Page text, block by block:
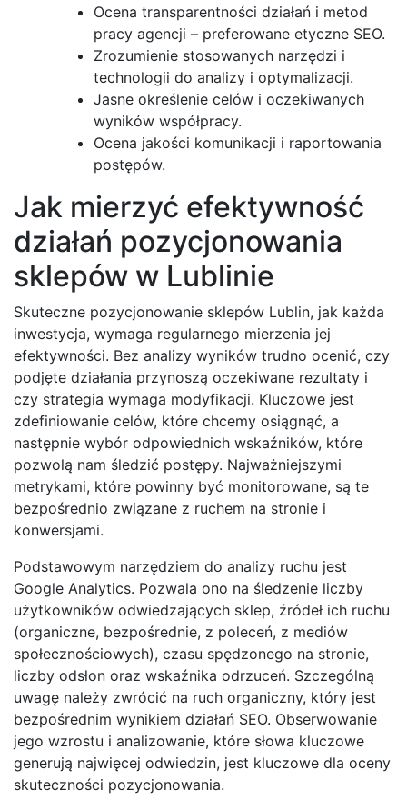
Ocena transparentności działań i metod
pracy agencji – preferowane etyczne SEO.
Zrozumienie stosowanych narzędzi i
technologii do analizy i optymalizacji.
Jasne określenie celów i oczekiwanych
wyników współpracy.
Ocena jakości komunikacji i raportowania
postępów.
Jak mierzyć efektywność
działań pozycjonowania
sklepów w Lublinie
Skuteczne pozycjonowanie sklepów Lublin, jak każda
inwestycja, wymaga regularnego mierzenia jej
efektywności. Bez analizy wyników trudno ocenić, czy
podjęte działania przynoszą oczekiwane rezultaty i
czy strategia wymaga modyfikacji. Kluczowe jest
zdefiniowanie celów, które chcemy osiągnąć, a
następnie wybór odpowiednich wskaźników, które
pozwolą nam śledzić postępy. Najważniejszymi
metrykami, które powinny być monitorowane, są te
bezpośrednio związane z ruchem na stronie i
konwersjami.
Podstawowym narzędziem do analizy ruchu jest
Google Analytics. Pozwala ono na śledzenie liczby
użytkowników odwiedzających sklep, źródeł ich ruchu
(organiczne, bezpośrednie, z poleceń, z mediów
społecznościowych), czasu spędzonego na stronie,
liczby odsłon oraz wskaźnika odrzuceń. Szczególną
uwagę należy zwrócić na ruch organiczny, który jest
bezpośrednim wynikiem działań SEO. Obserwowanie
jego wzrostu i analizowanie, które słowa kluczowe
generują najwięcej odwiedzin, jest kluczowe dla oceny
skuteczności pozycjonowania.